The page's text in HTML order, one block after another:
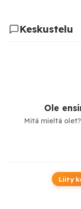
Keskustelu
Ole
Mitä mieltä
Liity